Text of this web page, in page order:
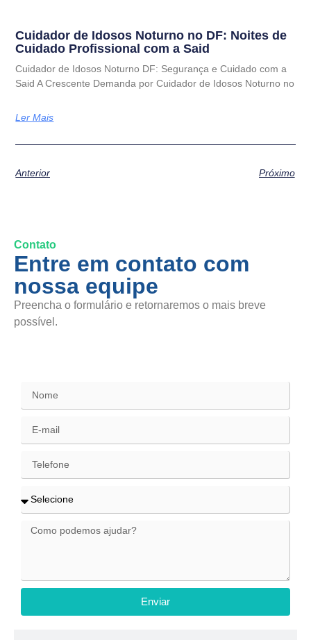
Cuidador de Idosos Noturno no DF: Noites de
Cuidado Profissional com a Said
Cuidador de Idosos Noturno DF: Segurança e Cuidado com a
Said A Crescente Demanda por Cuidador de Idosos Noturno no
Ler Mais
Anterior Próximo
Contato
Entre em contato com
nossa equipe
Preencha o formulário e retornaremos o mais breve
possível.
Enviar